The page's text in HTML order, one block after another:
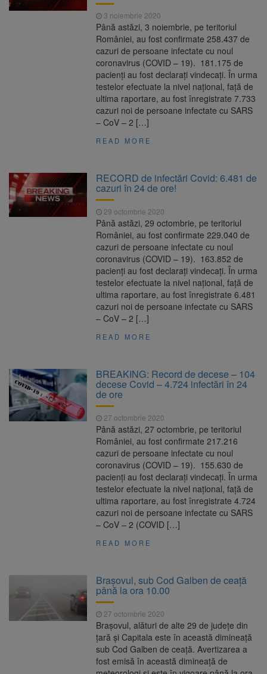
3 noiembrie 2020
Până astăzi, 3 noiembrie, pe teritoriul
României, au fost confirmate 258.437 de
cazuri de persoane infectate cu noul
coronavirus (COVID – 19). 181.175 de
pacienți au fost declarați vindecați. În urma
testelor efectuate la nivel național, față de
ultima raportare, au fost înregistrate 7.733
cazuri noi de persoane infectate cu SARS
– CoV – 2 […]
READ MORE
RECORD de infectări Covid: 6.481 de
cazuri în 24 de ore!
29 octombrie 2020
Până astăzi, 29 octombrie, pe teritoriul
României, au fost confirmate 229.040 de
cazuri de persoane infectate cu noul
coronavirus (COVID – 19). 163.852 de
pacienți au fost declarați vindecați. În urma
testelor efectuate la nivel național, față de
ultima raportare, au fost înregistrate 6.481
cazuri noi de persoane infectate cu SARS
– CoV – 2 […]
READ MORE
BREAKING: Record de decese – 104
decese Covid – 4.724 infectări în 24
de ore
27 octombrie 2020
Până astăzi, 27 octombrie, pe teritoriul
României, au fost confirmate 217.216
cazuri de persoane infectate cu noul
coronavirus (COVID – 19). 155.630 de
pacienți au fost declarați vindecați. În urma
testelor efectuate la nivel național, față de
ultima raportare, au fost înregistrate 4.724
cazuri noi de persoane infectate cu SARS
– CoV – 2 (COVID […]
READ MORE
Brașovul, sub Cod Galben de ceață
până la ora 10.00
27 octombrie 2020
Brașovul, alături de alte 29 de județe din
țară și Capitala este în această dimineață
sub Cod Galben de ceață. Avertizarea a
fost emisă în această dimineață de